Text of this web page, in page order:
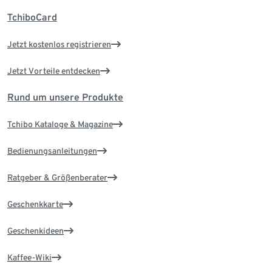
TchiboCard
Jetzt kostenlos registrieren
Jetzt Vorteile entdecken
Rund um unsere Produkte
Tchibo Kataloge & Magazine
Bedienungsanleitungen
Ratgeber & Größenberater
Geschenkkarte
Geschenkideen
Kaffee-Wiki